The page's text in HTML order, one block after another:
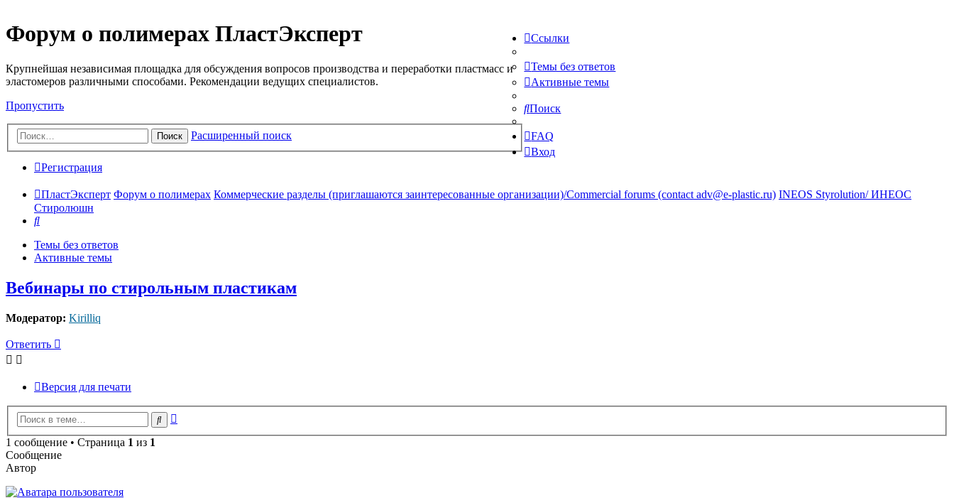
Форум о полимерах ПластЭксперт
Крупнейшая независимая площадка для обсуждения вопросов производства и переработки пластмасс и
эластомеров различными способами. Рекомендации ведущих специалистов.
Пропустить
Поиск Расширенный поиск
Ссылки
Темы без ответов
Активные темы
Поиск
FAQ
Вход
Регистрация
ПластЭксперт Форум о полимерах Коммерческие разделы (приглашаются заинтересованные организации)/Commercial forums (contact adv@e-plastic.ru) INEOS Styrolution/ ИНЕОС
Стиролюшн
Поиск
Темы без ответов
Активные темы
Вебинары по стирольным пластикам
Модератор: Kirilliq
Ответить
Версия для печати
Поиск
1 сообщение • Страница 1 из 1
Сообщение
Автор